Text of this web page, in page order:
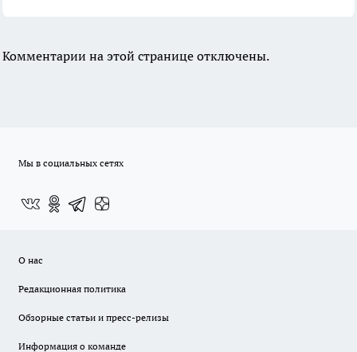
Комментарии на этой странице отключены.
Мы в социальных сетях
О нас
Редакционная политика
Обзорные статьи и пресс-релизы
Информация о команде